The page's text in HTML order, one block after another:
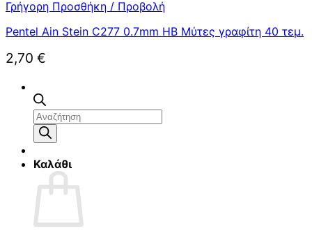
Αναζήτηση
προϊόντων
Καλάθι
Γρήγορη Προσθήκη / Προβολή
Pentel Ain Stein C277 0.7mm HB Μύτες γραφίτη 40 τεμ.
2,70 €